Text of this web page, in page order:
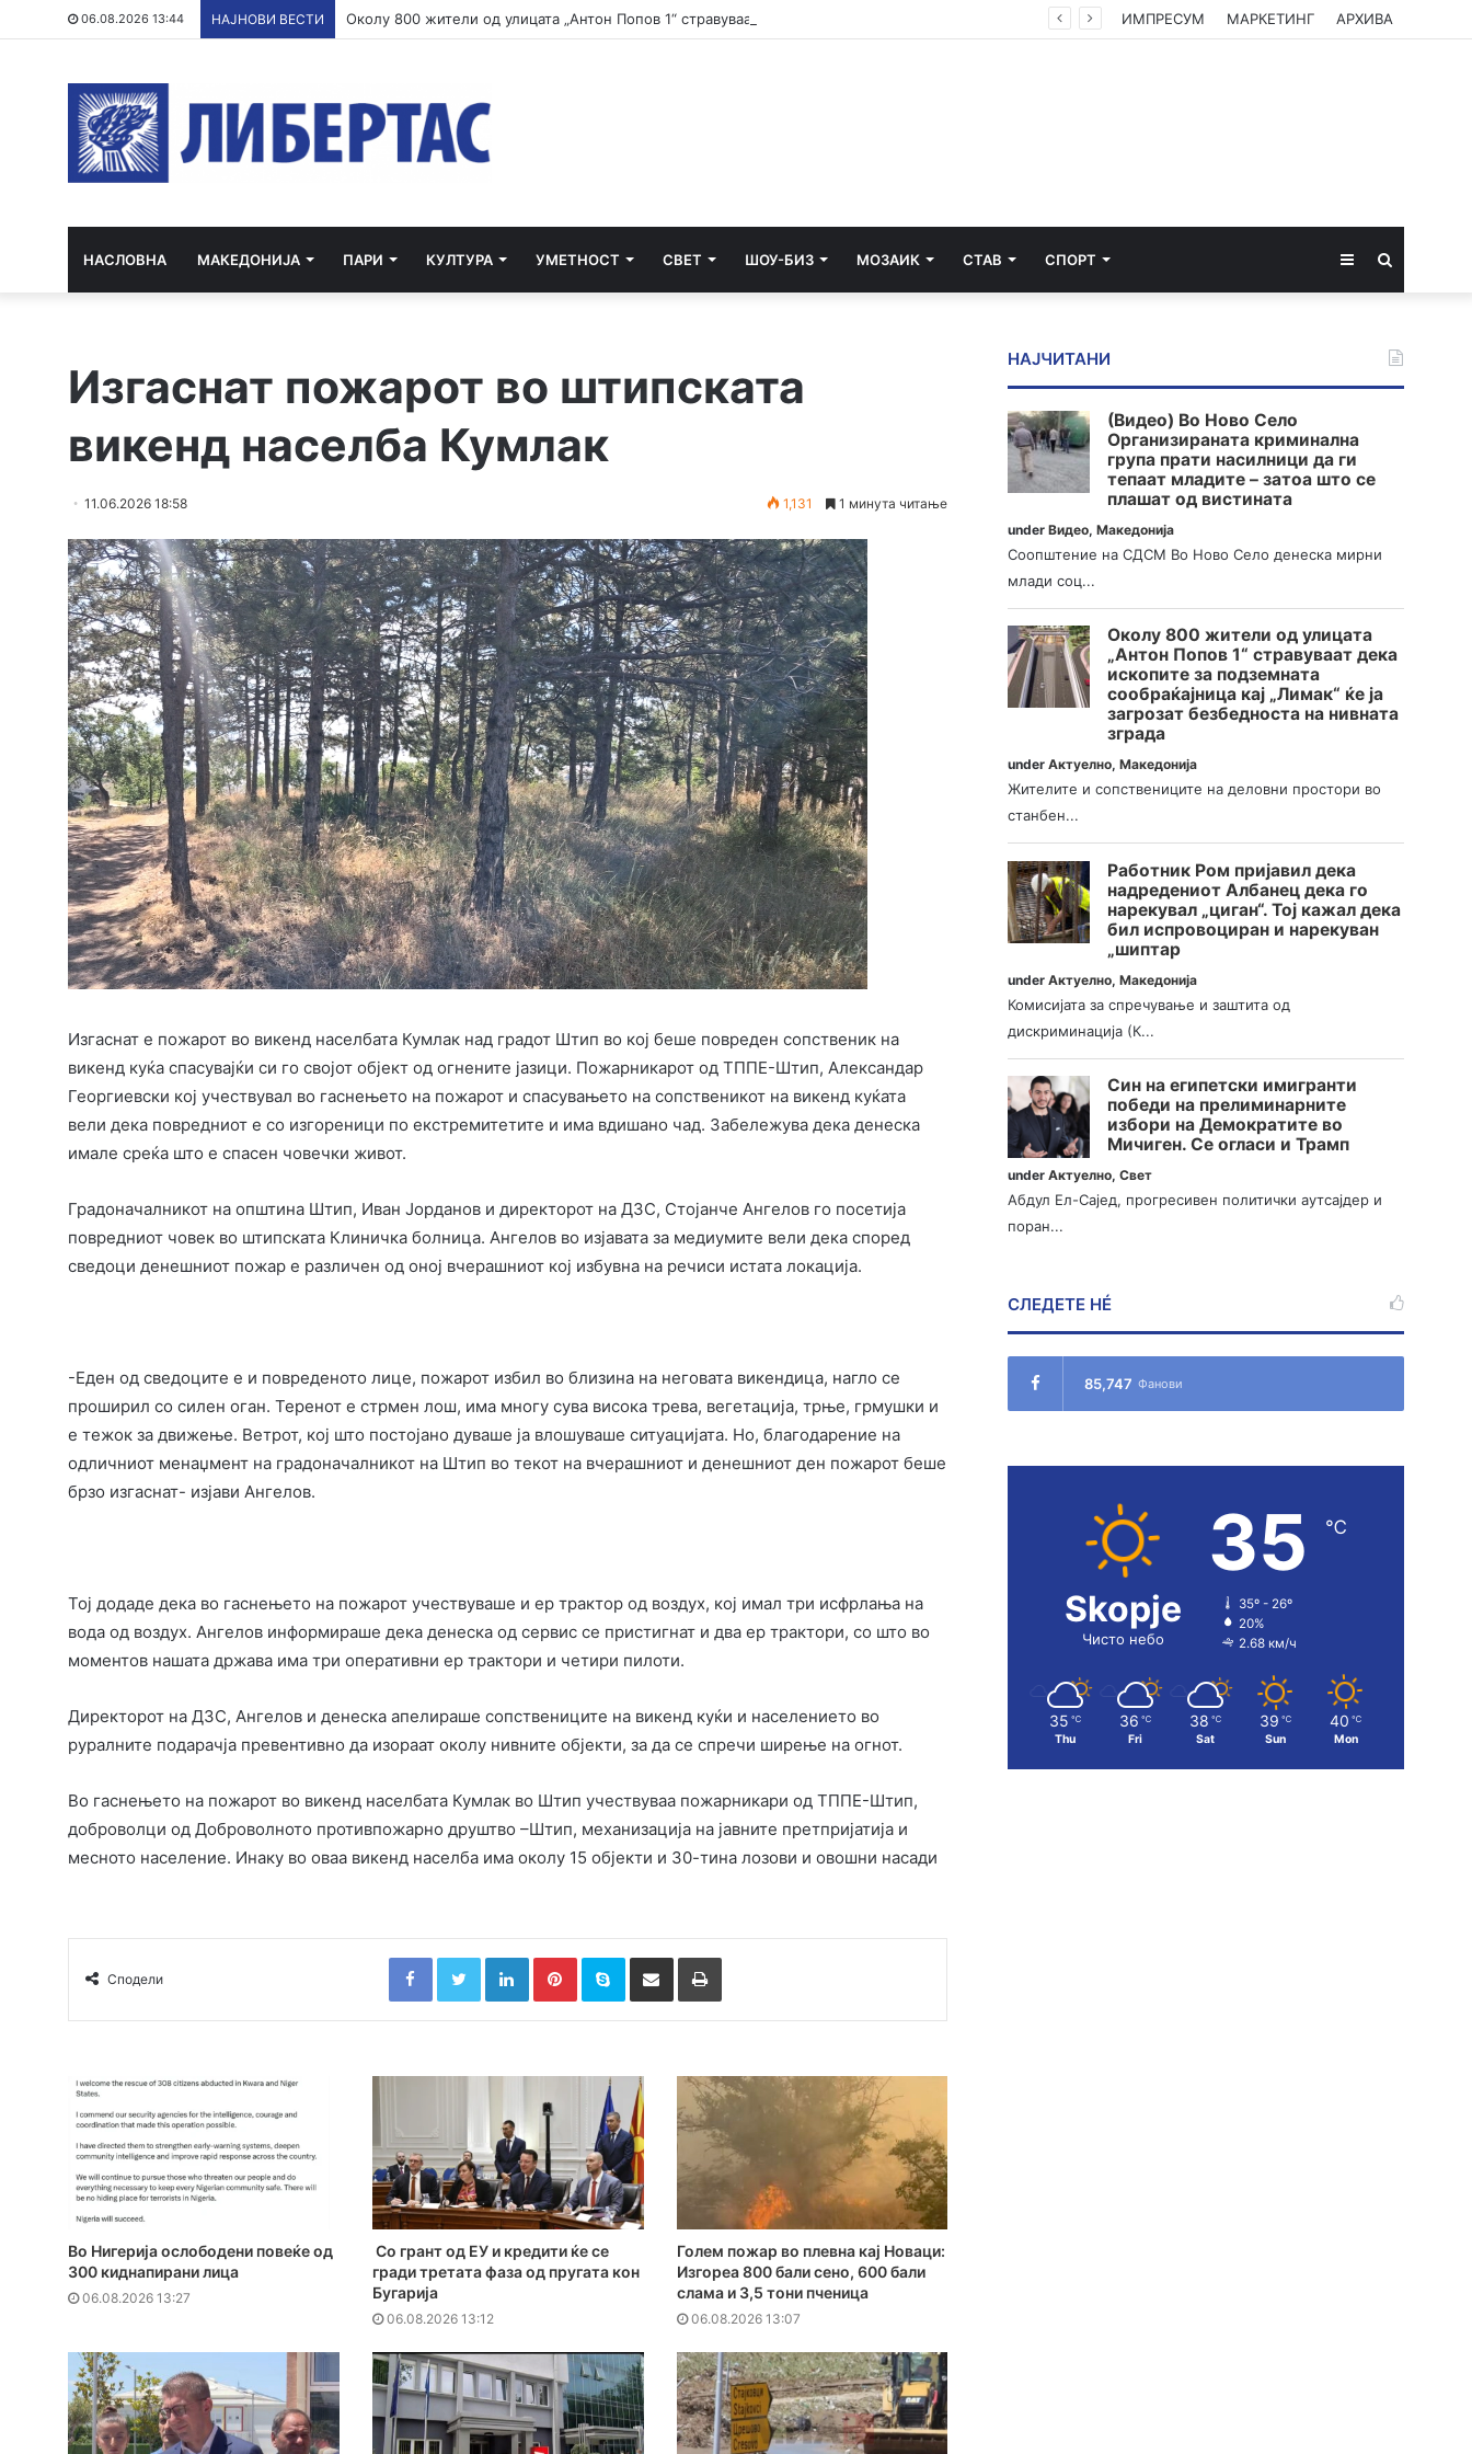
06.08.2026 13:44 НАЈНОВИ ВЕСТИ ИМПРЕСУМ МАРКЕТИНГ АРХИВА
НАСЛОВНА МАКЕДОНИЈА ПАРИ КУЛТУРА УМЕТНОСТ СВЕТ ШОУ-БИЗ МОЗАИК СТАВ СПОРТ Sidebar
Изгаснат пожарот во штипската
викенд населба Кумлак
11.06.2026 18:58 1,131 1 минута читање
Изгаснат е пожарот во викенд населбата Кумлак над градот Штип во кој беше повреден сопственик на
викенд куќа спасувајќи си го својот објект од огнените јазици. Пожарникарот од ТППЕ-Штип, Александар
Георгиевски кој учествувал во гаснењето на пожарот и спасувањето на сопственикот на викенд куќата
вели дека повредниот е со изгореници по екстремитетите и има вдишано чад. Забележува дека денеска
имале среќа што е спасен човечки живот.
Градоначалникот на општина Штип, Иван Јорданов и директорот на ДЗС, Стојанче Ангелов го посетија
повредниот човек во штипската Клиничка болница. Ангелов во изјавата за медиумите вели дека според
сведоци денешниот пожар е различен од оној вчерашниот кој избувна на речиси истата локација.
-Еден од сведоците е и повреденото лице, пожарот избил во близина на неговата викендица, нагло се
проширил со силен оган. Теренот е стрмен лош, има многу сува висока трева, вегетација, трње, грмушки и
е тежок за движење. Ветрот, кој што постојано дуваше ја влошуваше ситуацијата. Но, благодарение на
одличниот менаџмент на градоначалникот на Штип во текот на вчерашниот и денешниот ден пожарот беше
брзо изгаснат- изјави Ангелов.
Тој додаде дека во гаснењето на пожарот учествуваше и ер трактор од воздух, кој имал три исфрлања на
вода од воздух. Ангелов информираше дека денеска од сервис се пристигнат и два ер трактори, со што во
моментов нашата држава има три оперативни ер трактори и четири пилоти.
Директорот на ДЗС, Ангелов и денеска апелираше сопствениците на викенд куќи и населението во
руралните подарачја превентивно да изораат околу нивните објекти, за да се спречи ширење на огнот.
Во гаснењето на пожарот во викенд населбата Кумлак во Штип учествуваа пожарникари од ТППЕ-Штип,
доброволци од Доброволното противпожарно друштво –Штип, механизација на јавните претпријатија и
месното население. Инаку во оваа викенд населба има околу 15 објекти и 30-тина лозови и овошни насади
Сподели
FacebookTwitterLinkedInPinterestSkype Сподели преку Е-маил Испринтај
Во Нигерија ослободени повеќе од
300 киднапирани лица
06.08.2026 13:27
Со грант од ЕУ и кредити ќе се
гради третата фаза од пругата кон
Бугарија
06.08.2026 13:12
Голем пожар во плевна кај Новаци:
Изгореа 800 бали сено, 600 бали
слама и 3,5 тони пченица
06.08.2026 13:07
НАЈЧИТАНИ
(Видео) Во Ново Село
Организираната криминална
група прати насилници да ги
тепаат младите – затоа што се
плашат од вистината
underВидео,Македонија
Соопштение на СДСМ Во Ново Село денеска мирни
млади соц...
Околу 800 жители од улицата
„Антон Попов 1“ стравуваат дека
ископите за подземната
сообраќајница кај „Лимак“ ќе ја
загрозат безбедноста на нивната
зграда
underАктуелно,Македонија
Жителите и сопствениците на деловни простори во
станбен...
Работник Ром пријавил дека
надредениот Албанец дека го
нарекувал „циган“. Тој кажал дека
бил испровоциран и нарекуван
„шиптар
underАктуелно,Македонија
Комисијата за спречување и заштита од
дискриминација (К...
Син на египетски имигранти
победи на прелиминарните
избори на Демократите во
Мичиген. Се огласи и Трамп
underАктуелно,Свет
Абдул Ел-Сајед, прогресивен политички аутсајдер и
поран...
СЛЕДЕТЕ НÉ
85,747 Фанови
Skopje
Чисто небо
35 ℃
35º - 26º
20%
2.68 км/ч
35 ℃
Thu
36 ℃
Fri
38 ℃
Sat
39 ℃
Sun
40 ℃
Mon